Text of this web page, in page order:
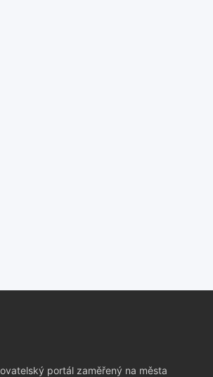
portál zaměřený na města